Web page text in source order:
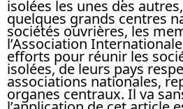
isolées les unes des
quelques grands centres
sociétés ouvrières, les
l’Association
efforts pour réunir les
isolées, de leurs pays
associations nationales,
organes centraux. Il va